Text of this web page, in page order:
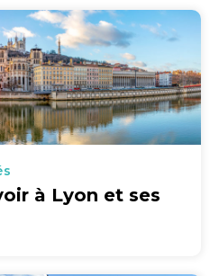
à Lyon et ses